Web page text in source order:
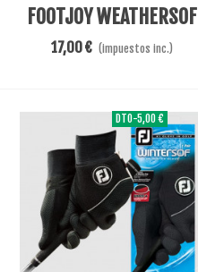
FOOTJOY WEATHERSOF
LADY BLANCO/ROSA
17,00 € (impuestos inc.)
DTO-5,00 €